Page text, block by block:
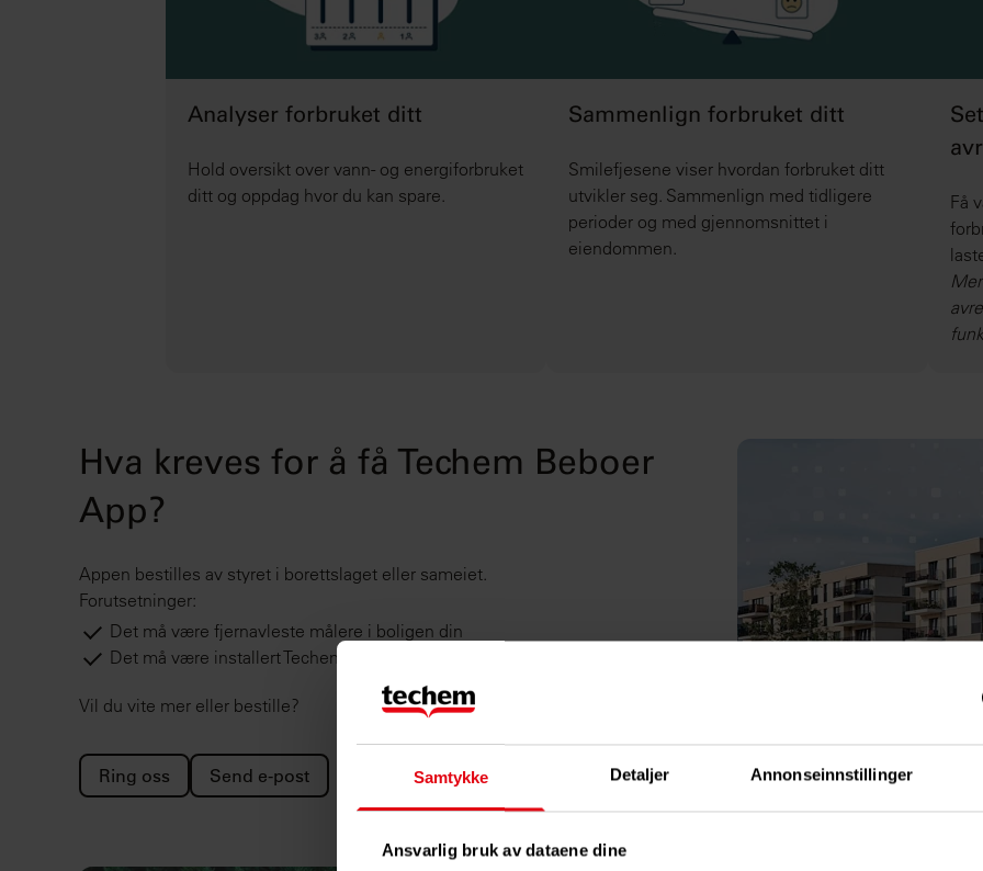
Samtykke Detaljer Annonseinnstillinger
Ansvarlig bruk av dataene dine
Analyser forbruket ditt
Hold oversikt over vann- og energiforbruket
ditt og oppdag hvor du kan spare.
Sammenlign forbruket ditt
Smilefjesene viser hvordan forbruket ditt
utvikler seg. Sammenlign med tidligere
perioder og med gjennomsnittet i
eiendommen.
Få
Hva kreves for å få Techem Beboer
App?
Appen bestilles av styret i borettslaget eller sameiet.
Forutsetninger:
Det må være fjernavleste målere i boligen din
Det må være installert Techem Smart System (TSS) i eiendommen
Vil du vite mer eller bestille?
Ring oss Send e-post